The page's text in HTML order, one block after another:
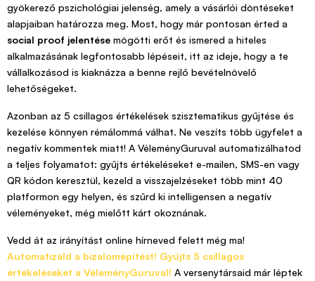
gyökerező pszichológiai jelenség, amely a vásárlói döntéseket
alapjaiban határozza meg. Most, hogy már pontosan érted a
social proof jelentése mögötti erőt és ismered a hiteles
alkalmazásának legfontosabb lépéseit, itt az ideje, hogy a te
vállalkozásod is kiaknázza a benne rejlő bevételnövelő
lehetőségeket.
Azonban az 5 csillagos értékelések szisztematikus gyűjtése és
kezelése könnyen rémálommá válhat. Ne veszíts több ügyfelet a
negatív kommentek miatt! A VéleményGuruval automatizálhatod
a teljes folyamatot: gyűjts értékeléseket e-mailen, SMS-en vagy
QR kódon keresztül, kezeld a visszajelzéseket több mint 40
platformon egy helyen, és szűrd ki intelligensen a negatív
véleményeket, még mielőtt kárt okoznának.
Vedd át az irányítást online hírneved felett még ma!
Automatizáld a bizalomépítést! Gyűjts 5 csillagos
értékeléseket a VéleményGuruval! A versenytársaid már léptek